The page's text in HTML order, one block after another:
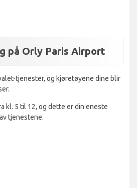
på Orly Paris Airport
tjenester, og kjøretøyene dine blir
kl. 5 til 12, og dette er din eneste
tjenestene.